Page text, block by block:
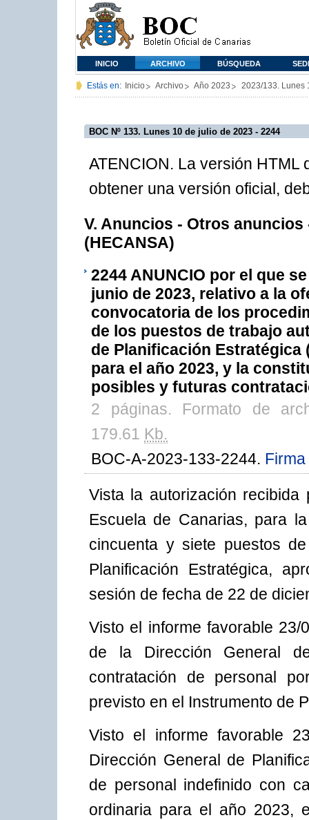
INICIO ARCHIVO BÚSQUEDA
Estás en: Inicio Archivo Año 2023 2023/133. Lunes
BOC Nº 133. Lunes 10 de julio de 2023 - 2244
ATENCION. La versión HTML
obtener una versión oficial,
V. Anuncios - Otros
(HECANSA)
2244 ANUNCIO por el que
junio de 2023, relativo a la
convocatoria de los
de los puestos de trabajo
de Planificación Estratégica
para el año 2023, y la
posibles y futuras
2 páginas. Formato de
179.61 Kb.
BOC-A-2023-133-2244.
Vista la autorización
Escuela de Canarias, para
cincuenta y siete puestos
Planificación Estratégica,
sesión de fecha de 22 de
Visto el informe favorable
de la Dirección General
contratación de personal
previsto en el Instrumento de
Visto el informe favorable
Dirección General de
de personal indefinido con
ordinaria para el año 2023,